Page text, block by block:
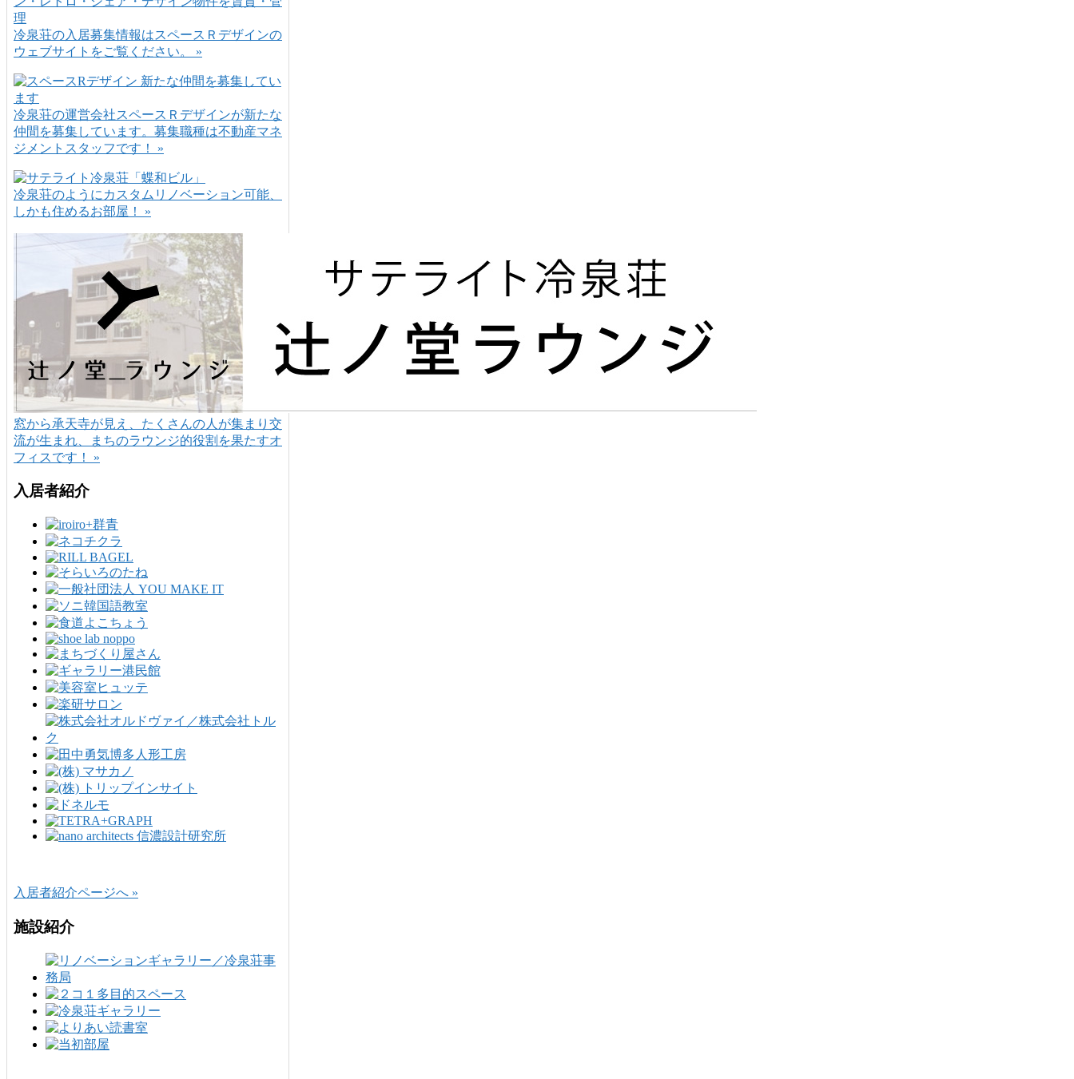
冷泉荘の入居募集情報はスペースＲデザインの
ウェブサイトをご覧ください。 »
冷泉荘の運営会社スペースＲデザインが新たな
仲間を募集しています。募集職種は不動産マネ
ジメントスタッフです！ »
冷泉荘のようにカスタムリノベーション可能、
しかも住めるお部屋！ »
窓から承天寺が見え、たくさんの人が集まり交
流が生まれ、まちのラウンジ的役割を果たすオ
フィスです！ »
入居者紹介
入居者紹介ページへ »
施設紹介